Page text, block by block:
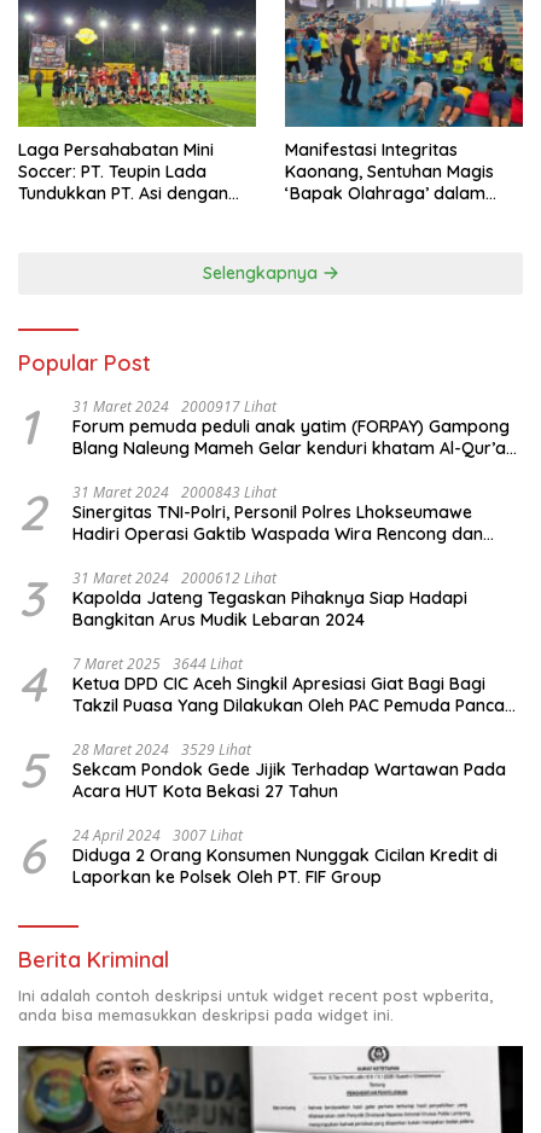
Laga Persahabatan Mini
Soccer: PT. Teupin Lada
Tundukkan PT. Asi dengan
Manifestasi Integritas
Kaonang, Sentuhan Magis
‘Bapak Olahraga’ dalam
Selengkapnya
Popular Post
1 31 Maret 2024 2000917 Lihat
Forum pemuda peduli anak yatim (FORPAY) Gampong
Blang Naleung Mameh Gelar kenduri khatam Al-Qur’an
2 31 Maret 2024 2000843 Lihat
Sinergitas TNI-Polri, Personil Polres Lhokseumawe
Hadiri Operasi Gaktib Waspada Wira Rencong dan
3 31 Maret 2024 2000612 Lihat
Kapolda Jateng Tegaskan Pihaknya Siap Hadapi
Bangkitan Arus Mudik Lebaran 2024
4 7 Maret 2025 3644 Lihat
Ketua DPD CIC Aceh Singkil Apresiasi Giat Bagi Bagi
Takzil Puasa Yang Dilakukan Oleh PAC Pemuda Panca
Meriah Kabupaten Aceh Singkil
5 28 Maret 2024 3529 Lihat
Sekcam Pondok Gede Jijik Terhadap Wartawan Pada
Acara HUT Kota Bekasi 27 Tahun
6 24 April 2024 3007 Lihat
Diduga 2 Orang Konsumen Nunggak Cicilan Kredit di
Laporkan ke Polsek Oleh PT. FIF Group
Berita Kriminal
Ini adalah contoh deskripsi untuk widget recent post wpberita,
anda bisa memasukkan deskripsi pada widget ini.